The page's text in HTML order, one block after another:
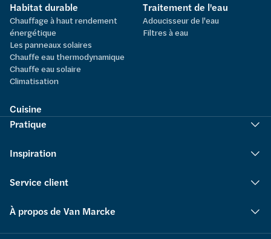
Habitat durable
Chauffage à haut rendement
énergétique
Les panneaux solaires
Chauffe eau thermodynamique
Chauffe eau solaire
Climatisation
Traitement de l'eau
Adoucisseur de l'eau
Filtres à eau
Cuisine
Pratique
Inspiration
Service client
À propos de Van Marcke